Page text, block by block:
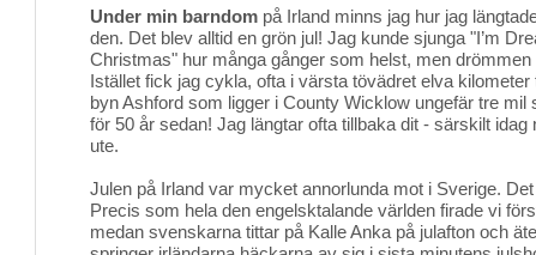
Under min barndom på Irland minns jag hur jag
den. Det blev alltid en grön jul! Jag kunde sjunga "I’m
Christmas" hur många gånger som helst, men drömmen
Istället fick jag cykla, ofta i värsta tövädret elva kilometer
byn Ashford som ligger i County Wicklow ungefär tre mil
för 50 år sedan! Jag längtar ofta tillbaka dit - särskilt idag
ute.
Julen på Irland var mycket annorlunda mot i Sverige.
Precis som hela den engelsktalande världen firade vi
medan svenskarna tittar på Kalle Anka på julafton och